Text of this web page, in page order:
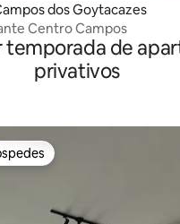
dos Goytacazes
Centro Campos
temporada de
privativos